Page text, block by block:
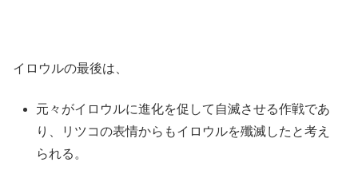
イロウルの最後は、
元々がイロウルに進化を促して自滅させる作戦であ
り、リツコの表情からもイロウルを殲滅したと考え
られる。